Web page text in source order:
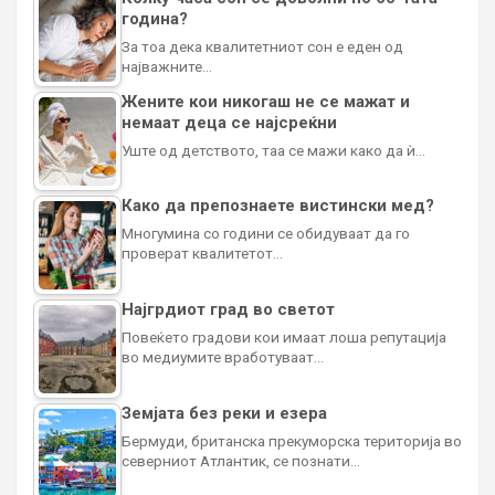
година?
За тоа дека квалитетниот сон е еден од
најважните…
Жените кои никогаш не се мажат и
немаат деца се најсреќни
Уште од детството, таа се мажи како да ѝ…
Како да препознаете вистински мед?
Многумина со години се обидуваат да го
проверат квалитетот…
Најгрдиот град во светот
Повеќето градови кои имаат лоша репутација
во медиумите вработуваат…
Земјата без реки и езера
Бермуди, британска прекуморска територија во
северниот Атлантик, се познати…